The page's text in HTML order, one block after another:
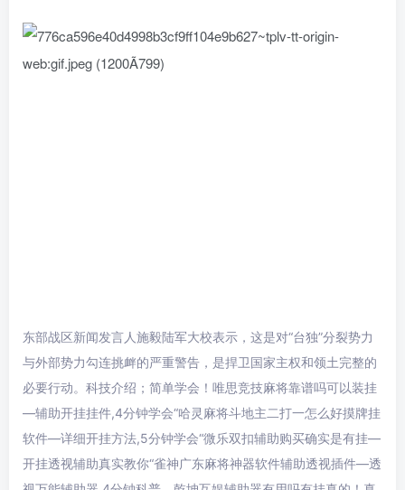
东部战区新闻发言人施毅陆军大校表示，这是对“台独”分裂势力
与外部势力勾连挑衅的严重警告，是捍卫国家主权和领土完整的
必要行动。科技介绍；简单学会！唯思竞技麻将靠谱吗可以装挂
—辅助开挂挂件,4分钟学会“哈灵麻将斗地主二打一怎么好摸牌挂
软件—详细开挂方法,5分钟学会“微乐双扣辅助购买确实是有挂—
开挂透视辅助真实教你“雀神广东麻将神器软件辅助透视插件—透